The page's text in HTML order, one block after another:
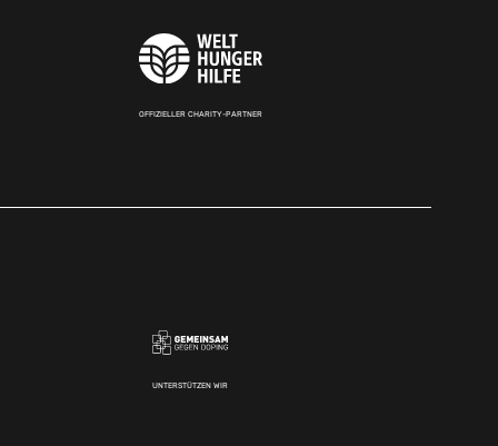
OFFIZIELLER CHARITY-PARTNER
UNTERSTÜTZEN WIR